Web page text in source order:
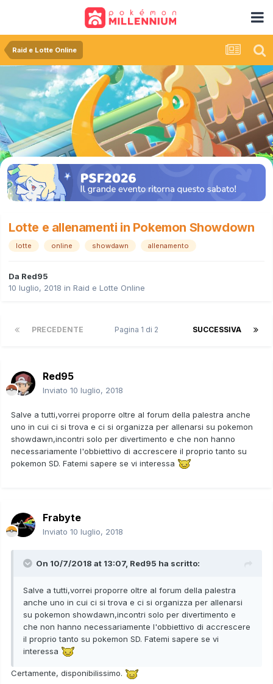
Raid e Lotte Online
Lotte e allenamenti in Pokemon Showdown
lotte online showdawn allenamento
Da Red95
10 luglio, 2018 in Raid e Lotte Online
PRECEDENTE SUCCESSIVA
Pagina 1 di 2
Red95
Inviato 10 luglio, 2018
Salve a tutti,vorrei proporre oltre al forum della palestra anche
uno in cui ci si trova e ci si organizza per allenarsi su pokemon
showdawn,incontri solo per divertimento e che non hanno
necessariamente l'obbiettivo di accrescere il proprio tanto su
pokemon SD. Fatemi sapere se vi interessa
Frabyte
Inviato 10 luglio, 2018
On 10/7/2018 at 13:07, Red95 ha scritto:
Salve a tutti,vorrei proporre oltre al forum della palestra
anche uno in cui ci si trova e ci si organizza per allenarsi
su pokemon showdawn,incontri solo per divertimento e
che non hanno necessariamente l'obbiettivo di accrescere
il proprio tanto su pokemon SD. Fatemi sapere se vi
interessa
Certamente, disponibilissimo.